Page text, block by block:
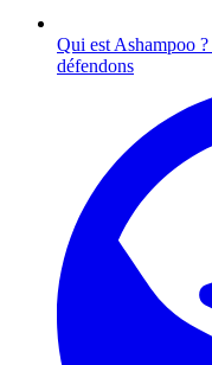
Qui est Ashampoo ?
défendons